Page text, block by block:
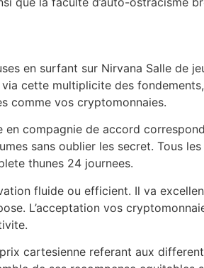
en surfant sur Nirvana Salle de
cette multiplicite des
comme vos cryptomonnaies.
compagnie de accord
sans oublier les secret. Tous
thunes 24 journees.
fluide ou efficient. Il va
L’acceptation vos
cartesienne referant aux